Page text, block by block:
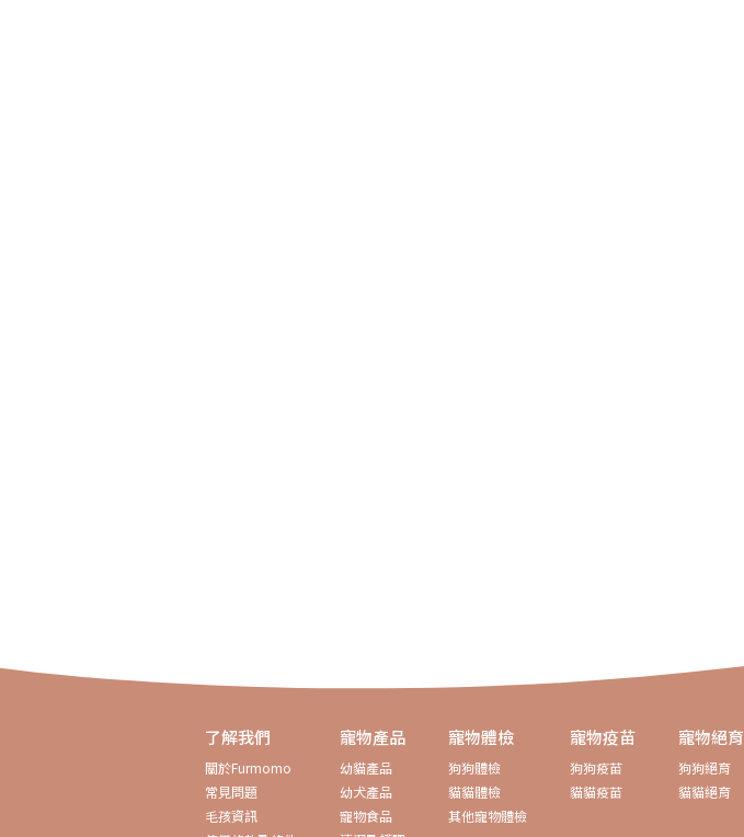
健康問題與體檢建議
了解我們
關於Furmomo
常見問題
毛孩資訊
寵物產品
幼貓產品
幼犬產品
寵物食品
寵物體檢
狗狗體檢
貓貓體檢
其他寵物體檢
寵物疫苗
狗狗疫苗
貓貓疫苗
寵物絕育
狗狗絕育
貓貓絕育